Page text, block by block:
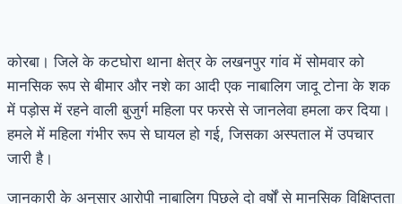
कोरबा। जिले के कटघोरा थाना क्षेत्र के लखनपुर गांव में सोमवार को
मानसिक रूप से बीमार और नशे का आदी एक नाबालिग जादू टोना के शक
में पड़ोस में रहने वाली बुजुर्ग महिला पर फरसे से जानलेवा हमला कर दिया।
हमले में महिला गंभीर रूप से घायल हो गई, जिसका अस्पताल में उपचार
जारी है।
जानकारी के अनुसार आरोपी नाबालिग पिछले दो वर्षों से मानसिक विक्षिप्तता